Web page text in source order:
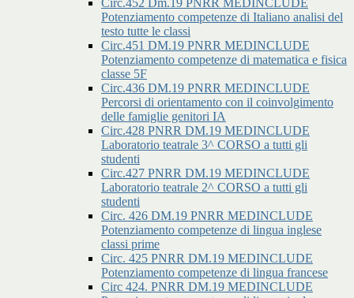
Circ.452 Dm.19 PNRR MEDINCLUDE
Potenziamento competenze di Italiano analisi del
testo tutte le classi
Circ.451 DM.19 PNRR MEDINCLUDE
Potenziamento competenze di matematica e fisica
classe 5F
Circ.436 DM.19 PNRR MEDINCLUDE
Percorsi di orientamento con il coinvolgimento
delle famiglie genitori IA
Circ.428 PNRR DM.19 MEDINCLUDE
Laboratorio teatrale 3^ CORSO a tutti gli
studenti
Circ.427 PNRR DM.19 MEDINCLUDE
Laboratorio teatrale 2^ CORSO a tutti gli
studenti
Circ. 426 DM.19 PNRR MEDINCLUDE
Potenziamento competenze di lingua inglese
classi prime
Circ. 425 PNRR DM.19 MEDINCLUDE
Potenziamento competenze di lingua francese
Circ 424. PNRR DM.19 MEDINCLUDE